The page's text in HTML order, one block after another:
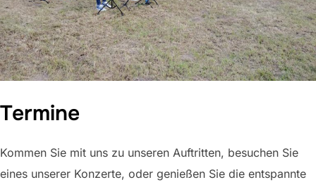
Termine
Kommen Sie mit uns zu unseren Auftritten, besuchen Sie
eines unserer Konzerte, oder genießen Sie die entspannte